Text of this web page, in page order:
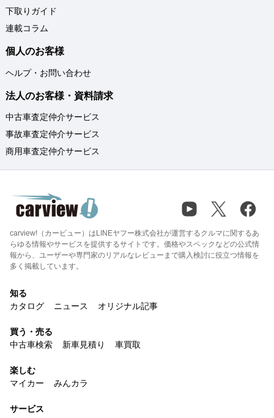
下取りガイド
連載コラム
個人のお客様
ヘルプ・お問い合わせ
法人のお客様・資料請求
中古車査定仲介サービス
事故車査定仲介サービス
商用車査定仲介サービス
carview!（カービュー）はLINEヤフー株式会社が運営するクルマに関するあ
らゆる情報やサービスを提供するサイトです。価格やスペックなどの公式情
報から、ユーザーや専門家のリアルなレビューまで購入検討に役立つ情報を
多く掲載しています。
知る
カタログ
ニュース オリジナル記事
買う・売る
中古車検索
新車見積り 車買取
楽しむ
マイカー
みんカラ
サービス